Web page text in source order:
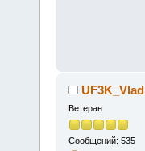
UF3K_Vlad
Ветеран
Сообщений: 535